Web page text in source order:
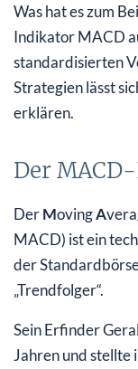
3. Der MACD
Divergenzen
Wenn Sie jetzt
Was hat es zum
Indikator MACD
standardisierten
Strategien lässt
erklären.
Der
DerMovingA
MACD) ist ein
der
„Trendfolger“.
Sein Erfinder
Jahren und stellte